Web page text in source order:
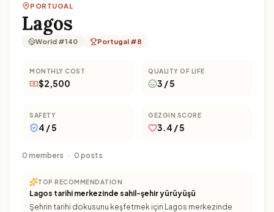
PORTUGAL
Lagos
World #140 Portugal #8
MONTHLY COST
$2,500
QUALITY OF LIFE
3 / 5
SAFETY
4 / 5
GEZGIN SCORE
3.4 / 5
0 members · 0 posts
TOP RECOMMENDATION
Lagos tarihi merkezinde sahil-şehir yürüyüşü
Şehrin tarihi dokusunu keşfetmek için Lagos merkezinde